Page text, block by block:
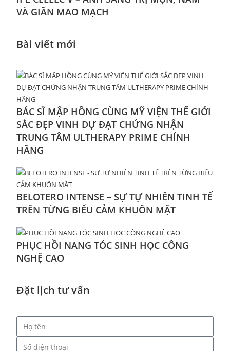
VÀ GIÃN MAO MẠCH
Bài viết mới
BÁC SĨ MẬP HỒNG CÙNG MỸ VIỆN THẾ GIỚI
SẮC ĐẸP VINH DỰ ĐẠT CHỨNG NHẬN
TRUNG TÂM ULTHERAPY PRIME CHÍNH
HÃNG
BELOTERO INTENSE – SỰ TỰ NHIÊN TINH TẾ
TRÊN TỪNG BIỂU CẢM KHUÔN MẶT
PHỤC HỒI NANG TÓC SINH HỌC CÔNG
NGHỆ CAO
Đặt lịch tư vấn